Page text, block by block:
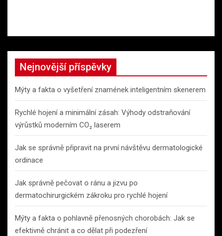
Nejnovější příspěvky
Mýty a fakta o vyšetření znamének inteligentním skenerem
Rychlé hojení a minimální zásah: Výhody odstraňování
výrůstků moderním CO₂ laserem
Jak se správně připravit na první návštěvu dermatologické
ordinace
Jak správně pečovat o ránu a jizvu po
dermatochirurgickém zákroku pro rychlé hojení
Mýty a fakta o pohlavně přenosných chorobách: Jak se
efektivně chránit a co dělat při podezření